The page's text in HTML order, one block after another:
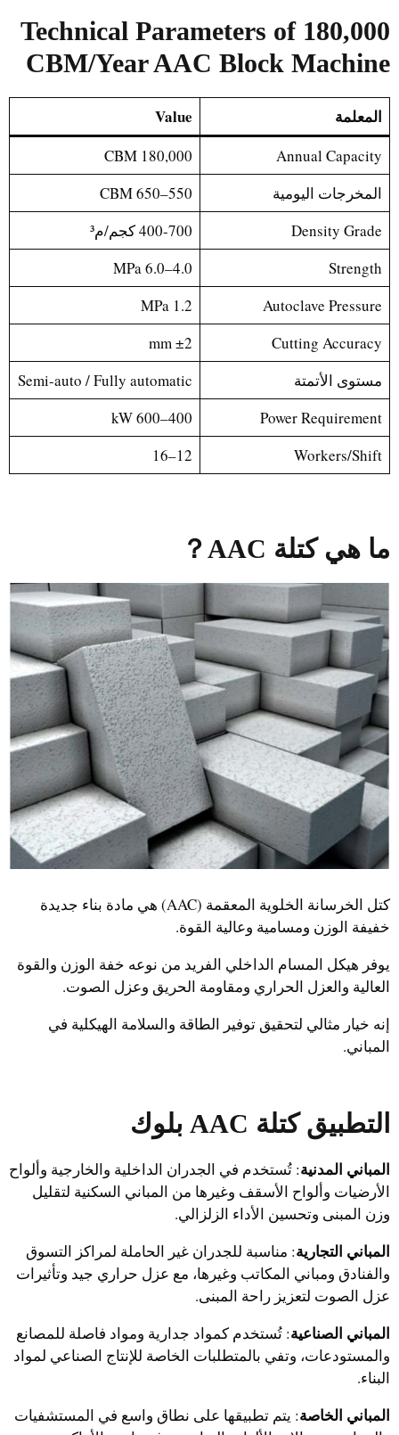
Technical Parameters of 180,000
CBM/Year AAC Block Machine
المعلمة Value
Annual Capacity
180,000 CBM
المخرجات اليومية
550–650 CBM
Density Grade
400-700 كجم/م³
Strength
4.0–6.0 MPa
Autoclave Pressure
1.2 MPa
Cutting Accuracy
±2 mm
مستوى الأتمتة
Semi-auto / Fully automatic
Power Requirement
400–600 kW
Workers/Shift
12–16
ما هي كتلة AAC ？
كتل الخرسانة الخلوية المعقمة (AAC) هي مادة بناء جديدة
خفيفة الوزن ومسامية وعالية القوة.
يوفر هيكل المسام الداخلي الفريد من نوعه خفة الوزن والقوة
العالية والعزل الحراري ومقاومة الحريق وعزل الصوت.
إنه خيار مثالي لتحقيق توفير الطاقة والسلامة الهيكلية في
المباني.
التطبيقكتلة AAC بلوك
المباني المدنية: تُستخدم في الجدران الداخلية والخارجية وألواح
الأرضيات وألواح الأسقف وغيرها من المباني السكنية لتقليل
وزن المبنى وتحسين الأداء الزلزالي.
المباني التجارية: مناسبة للجدران غير الحاملة لمراكز التسوق
والفنادق ومباني المكاتب وغيرها، مع عزل حراري جيد وتأثيرات
عزل الصوت لتعزيز راحة المبنى.
المباني الصناعية: تُستخدم كمواد جدارية ومواد فاصلة للمصانع
والمستودعات، وتفي بالمتطلبات الخاصة للإنتاج الصناعي لمواد
البناء.
المباني الخاصة: يتم تطبيقها على نطاق واسع في المستشفيات
Portuguese
Italian
Malay
Uzbek